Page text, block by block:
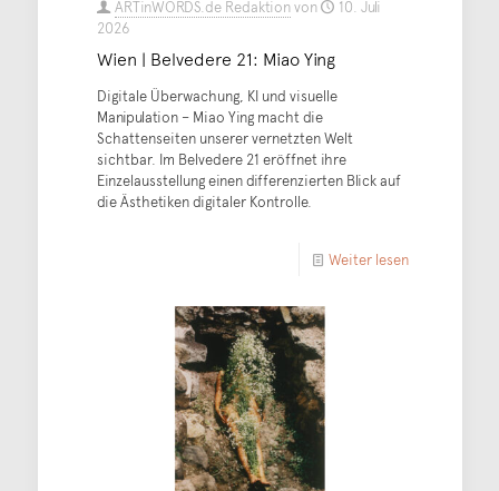
ARTinWORDS.de Redaktionvon
10. Juli
2026
Wien | Belvedere 21: Miao Ying
Digitale Überwachung, KI und visuelle
Manipulation – Miao Ying macht die
Schattenseiten unserer vernetzten Welt
sichtbar. Im Belvedere 21 eröffnet ihre
Einzelausstellung einen differenzierten Blick auf
die Ästhetiken digitaler Kontrolle.
Weiter lesen